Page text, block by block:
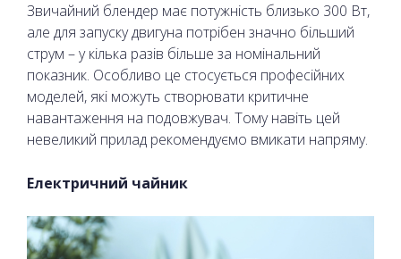
Звичайний блендер має потужність близько 300 Вт,
але для запуску двигуна потрібен значно більший
струм – у кілька разів більше за номінальний
показник. Особливо це стосується професійних
моделей, які можуть створювати критичне
навантаження на подовжувач. Тому навіть цей
невеликий прилад рекомендуємо вмикати напряму.
Електричний чайник